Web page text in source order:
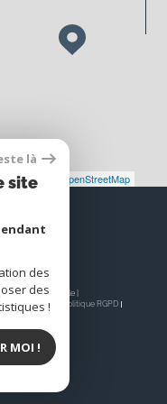
Maps © OpenStreetMap
by Google |
Nos liens
Politique RGPD
là
site
des
des
!
MOI !